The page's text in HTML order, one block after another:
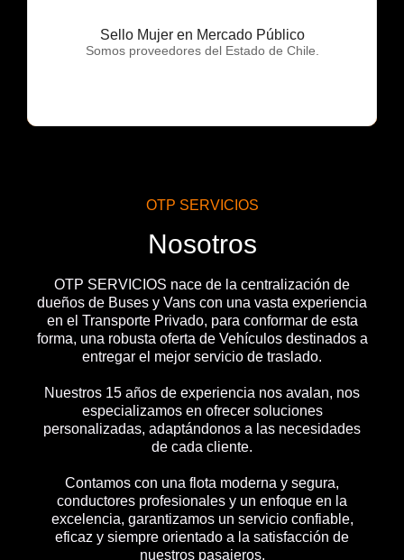
Sello Mujer en Mercado Público
Somos proveedores del Estado de Chile.
OTP Servicios
OTP SERVICIOS
Nosotros
OTP SERVICIOS nace de la centralización de
dueños de Buses y Vans con una vasta experiencia
en el Transporte Privado, para conformar de esta
forma, una robusta oferta de Vehículos destinados a
entregar el mejor servicio de traslado.
Nuestros 15 años de experiencia nos avalan, nos
especializamos en ofrecer soluciones
personalizadas, adaptándonos a las necesidades
de cada cliente.
Contamos con una flota moderna y segura,
conductores profesionales y un enfoque en la
excelencia, garantizamos un servicio confiable,
eficaz y siempre orientado a la satisfacción de
nuestros pasajeros.